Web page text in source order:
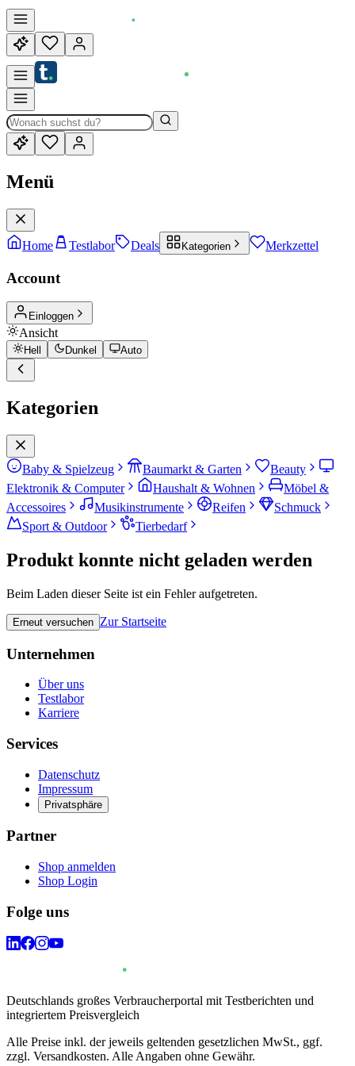
Menü
Home Testlabor Deals Kategorien Merkzettel
Account
Einloggen
Ansicht
Hell Dunkel Auto
Kategorien
Baby & Spielzeug Baumarkt & Garten
Beauty
Elektronik & Computer
Haushalt & Wohnen
Möbel &
Accessoires
Musikinstrumente Reifen
Schmuck
Sport & Outdoor
Tierbedarf
Produkt konnte nicht geladen werden
Beim Laden dieser Seite ist ein Fehler aufgetreten.
Erneut versuchen Zur Startseite
Unternehmen
Über uns
Testlabor
Karriere
Services
Datenschutz
Impressum
Privatsphäre
Partner
Shop anmelden
Shop Login
Folge uns
Deutschlands großes Verbraucherportal mit Testberichten und
integriertem Preisvergleich
Alle Preise inkl. der jeweils geltenden gesetzlichen MwSt., ggf.
zzgl. Versandkosten. Alle Angaben ohne Gewähr.